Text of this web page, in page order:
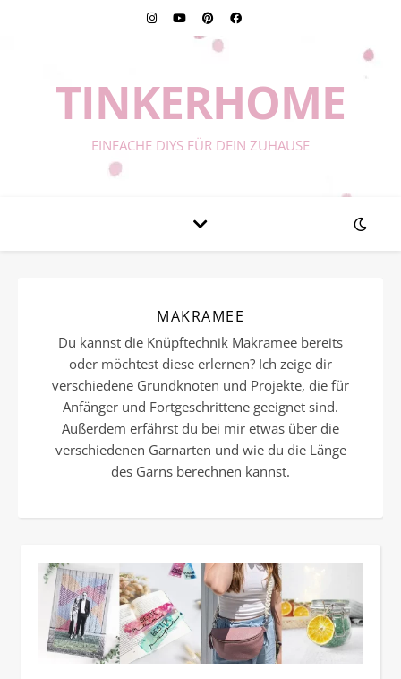
TINKERHOME
EINFACHE DIYS FÜR DEIN ZUHAUSE
MAKRAMEE
Du kannst die Knüpftechnik Makramee bereits
oder möchtest diese erlernen? Ich zeige dir
verschiedene Grundknoten und Projekte, die für
Anfänger und Fortgeschrittene geeignet sind.
Außerdem erfährst du bei mir etwas über die
verschiedenen Garnarten und wie du die Länge
des Garns berechnen kannst.